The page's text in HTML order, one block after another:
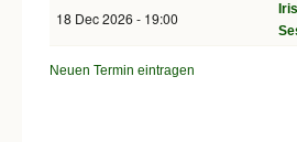
18 Dec 2026 - 19:00
Neuen Termin eintragen